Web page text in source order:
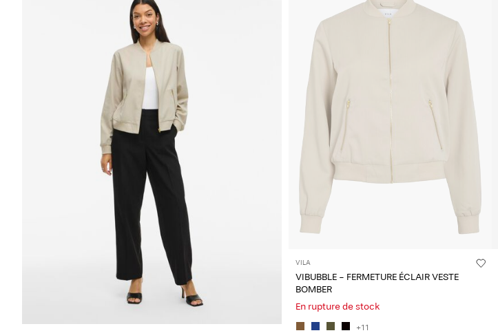
VILA
VIBUBBLE - FERMETURE ÉCLAIR VESTE
BOMBER
En rupture de stock
+11